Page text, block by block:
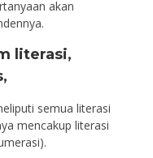
akan
literasi,
semua literasi
mencakup literasi